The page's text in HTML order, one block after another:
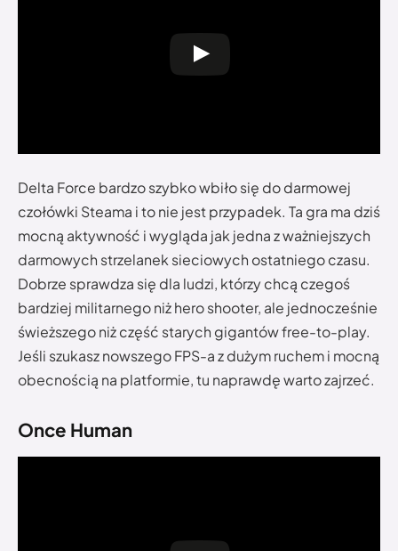
Delta Force bardzo szybko wbiło się do darmowej
czołówki Steama i to nie jest przypadek. Ta gra ma dziś
mocną aktywność i wygląda jak jedna z ważniejszych
darmowych strzelanek sieciowych ostatniego czasu.
Dobrze sprawdza się dla ludzi, którzy chcą czegoś
bardziej militarnego niż hero shooter, ale jednocześnie
świeższego niż część starych gigantów free-to-play.
Jeśli szukasz nowszego FPS-a z dużym ruchem i mocną
obecnością na platformie, tu naprawdę warto zajrzeć.
Once Human